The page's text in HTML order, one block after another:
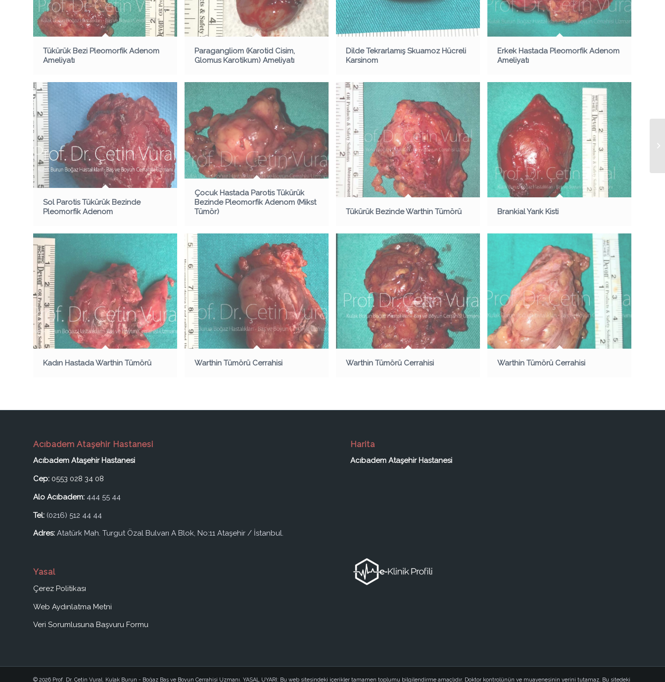
Tükürük Bezi Pleomorfik Adenom
Ameliyatı
Paragangliom (Karotid Cisim,
Glomus Karotikum) Ameliyatı
Dilde Tekrarlamış Skuamoz Hücreli
Karsinom
Erkek Hastada Pleomorfik Adenom
Ameliyatı
Sol Parotis Tükürük Bezinde
Pleomorfik Adenom
Çocuk Hastada Parotis Tükürük
Bezinde Pleomorfik Adenom (Mikst
Tümör)
Tükürük Bezinde Warthin Tümörü Brankial Yarık Kisti
Kadın Hastada Warthin Tümörü Warthin Tümörü Cerrahisi Warthin Tümörü Cerrahisi Warthin Tümörü Cerrahisi
Acıbadem Ataşehir Hastanesi
Acıbadem Ataşehir Hastanesi
Cep: 0553 028 34 08
Alo Acıbadem: 444 55 44
Tel: (0216) 512 44 44
Adres: Atatürk Mah. Turgut Özal Bulvarı A Blok, No:11 Ataşehir / İstanbul.
Yasal
Çerez Politikası
Web Aydınlatma Metni
Veri Sorumlusuna Başvuru Formu
Harita
Acıbadem Ataşehir Hastanesi
© 2026 Prof. Dr. Çetin Vural. Kulak Burun - Boğaz Baş ve Boyun Cerrahisi Uzmanı. YASAL UYARI: Bu web sitesindeki içerikler tamamen toplumu bilgilendirme amaçlıdır. Doktor kontrolünün ve muayenesinin yerini tutamaz. Bu sitedeki